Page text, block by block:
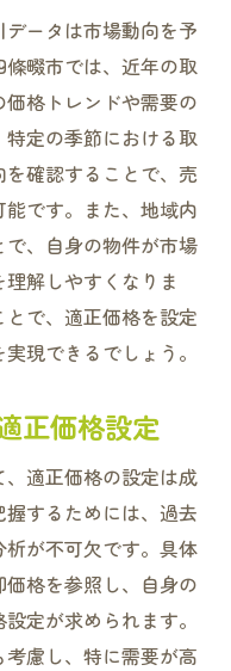
ータは市場動向を予
畷市では、近年の取
格トレンドや需要の
定の季節における取
確認することで、売
です。また、地域内
、自身の物件が市場
解しやすくなりま
で、適正価格を設定
現できるでしょう。
正価格設定
適正価格の設定は成
するためには、過去
が不可欠です。具体
格を参照し、自身の
定が求められます。
慮し、特に需要が高